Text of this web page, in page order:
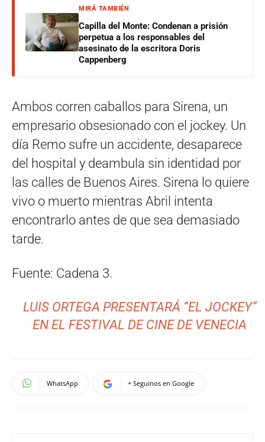
MIRÁ TAMBIÉN
Capilla del Monte: Condenan a prisión
perpetua a los responsables del
asesinato de la escritora Doris
Cappenberg
Ambos corren caballos para Sirena, un
empresario obsesionado con el jockey. Un
día Remo sufre un accidente, desaparece
del hospital y deambula sin identidad por
las calles de Buenos Aires. Sirena lo quiere
vivo o muerto mientras Abril intenta
encontrarlo antes de que sea demasiado
tarde.
Fuente: Cadena 3.
LUIS ORTEGA PRESENTARÁ “EL JOCKEY”
EN EL FESTIVAL DE CINE DE VENECIA
WhatsApp + Seguinos en Google